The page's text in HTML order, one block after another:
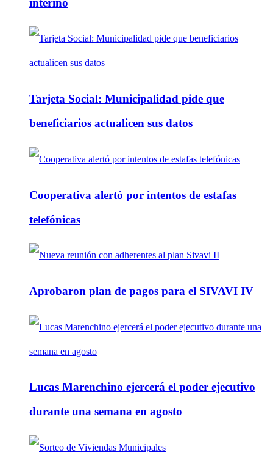
Tarjeta Social: Municipalidad pide que
beneficiarios actualicen sus datos
Cooperativa alertó por intentos de estafas
telefónicas
Aprobaron plan de pagos para el SIVAVI IV
Lucas Marenchino ejercerá el poder ejecutivo
durante una semana en agosto